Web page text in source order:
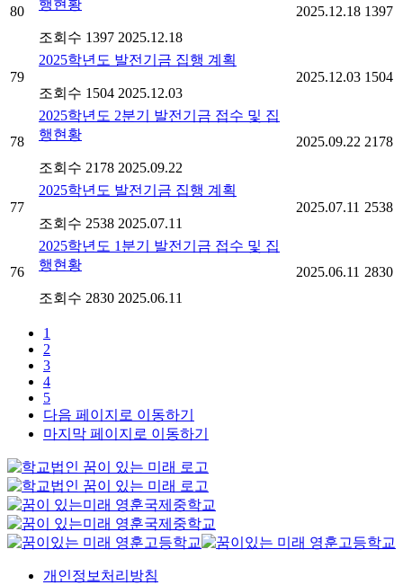
80
행현황
조회수 1397 2025.12.18
2025.12.18 1397
79
2025학년도 발전기금 집행 계획
조회수 1504 2025.12.03
2025.12.03 1504
78
2025학년도 2분기 발전기금 접수 및 집
행현황
조회수 2178 2025.09.22
2025.09.22 2178
77
2025학년도 발전기금 집행 계획
조회수 2538 2025.07.11
2025.07.11 2538
76
2025학년도 1분기 발전기금 접수 및 집
행현황
조회수 2830 2025.06.11
2025.06.11 2830
1
2
3
4
5
다음 페이지로 이동하기
마지막 페이지로 이동하기
개인정보처리방침